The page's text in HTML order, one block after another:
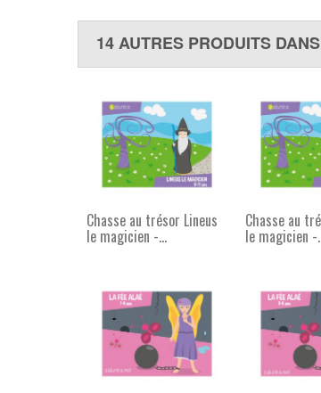
14 AUTRES PRODUITS
Chasse au trésor Lineus
le magicien -...
Chasse au
le magicien -